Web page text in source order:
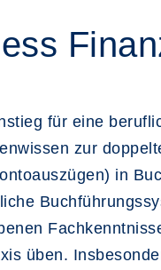
für eine
zur
in
üben.